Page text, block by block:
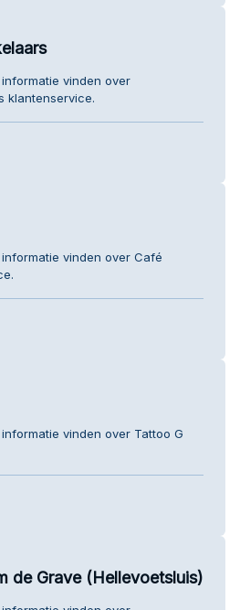
vinden over
klantenservice.
vinden over Café
vinden over Tattoo G
de Grave (Hellevoetsluis)